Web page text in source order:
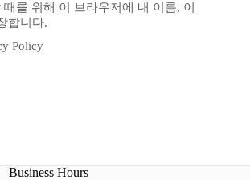
를 위해 이 브라우저에 내 이름, 이
합니다.
Policy
Business Hours